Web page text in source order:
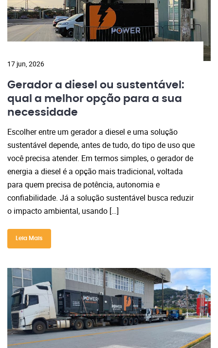
17 jun, 2026
Gerador a diesel ou sustentável:
qual a melhor opção para a sua
necessidade
Escolher entre um gerador a diesel e uma solução
sustentável depende, antes de tudo, do tipo de uso que
você precisa atender. Em termos simples, o gerador de
energia a diesel é a opção mais tradicional, voltada
para quem precisa de potência, autonomia e
confiabilidade. Já a solução sustentável busca reduzir
o impacto ambiental, usando […]
Leia Mais